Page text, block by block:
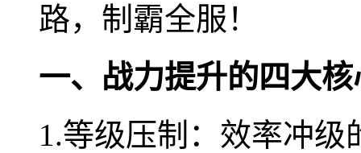
路，制霸全服！
一、战力提升的四大
1.等级压制：效率冲级